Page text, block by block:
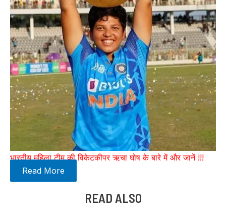
भारतीय महिला टीम की विकेटकीपर ऋचा घोष के बारे में और जानें !!!
Read More
READ ALSO